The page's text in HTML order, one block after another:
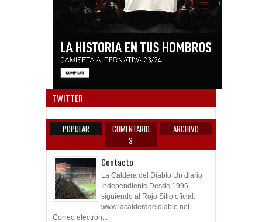
TWITTER
POPULAR
COMENTARIO
S
ARCHIVO
Contacto
La Caldera del Diablo Un diario
Independiente Desde 1996
siguiendo al Rojo Sitio oficial:
www.lacalderadeldiablo.net
Correo electrón...